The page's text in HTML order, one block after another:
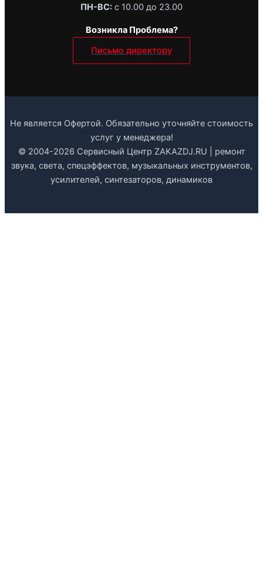
ПН-ВС: с 10.00 до 23.00
Возникла Проблема?
Письмо директору
Не является Офертой. Обязательно уточняйте стоимость
услуг у менеджера!
© 2004-2026 Сервисный Центр ZAKAZDJ.RU | ремонт
звука, света, спецэффектов, музыкальных инструментов,
усилителей, синтезаторов, динамиков